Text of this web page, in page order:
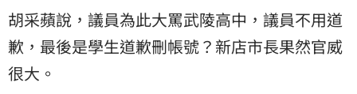
胡采蘋說，議員為此大罵武陵高中，議員不用道
歉，最後是學生道歉刪帳號？新店市長果然官威
很大。